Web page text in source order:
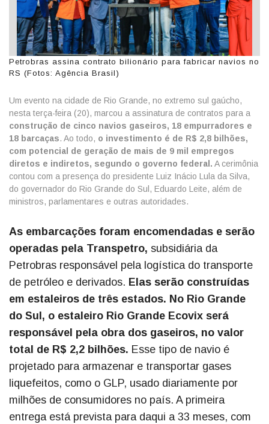
Petrobras assina contrato bilionário para fabricar navios no
RS (Fotos: Agência Brasil)
Um evento na cidade de Rio Grande, no extremo sul gaúcho,
nesta terça-feira (20), marcou a assinatura de contratos para a
construção de cinco navios gaseiros, 18 empurradores e
18 barcaças. Ao todo, o investimento é de R$ 2,8 bilhões,
com potencial de geração de mais de 9 mil empregos
diretos e indiretos, segundo o governo federal. A cerimônia
contou com a presença do presidente Luiz Inácio Lula da Silva,
do governador do Rio Grande do Sul, Eduardo Leite, além de
ministros, parlamentares e outras autoridades.
As embarcações foram encomendadas e serão
operadas pela Transpetro, subsidiária da
Petrobras responsável pela logística do transporte
de petróleo e derivados. Elas serão construídas
em estaleiros de três estados. No Rio Grande
do Sul, o estaleiro Rio Grande Ecovix será
responsável pela obra dos gaseiros, no valor
total de R$ 2,2 bilhões. Esse tipo de navio é
projetado para armazenar e transportar gases
liquefeitos, como o GLP, usado diariamente por
milhões de consumidores no país. A primeira
entrega está prevista para daqui a 33 meses, com